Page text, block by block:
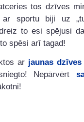
tos dzīves
sportu biji uz
to esi spējusi
spēsi arī tagad!
ar jaunas dzīves
Nepārvērt